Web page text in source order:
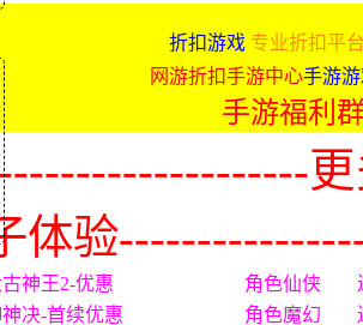
折扣游戏 专业折扣平
网游折扣手游中心手游
手游福利
体验
神王2-优惠 角色仙侠
决-首续优惠
角色魔幻